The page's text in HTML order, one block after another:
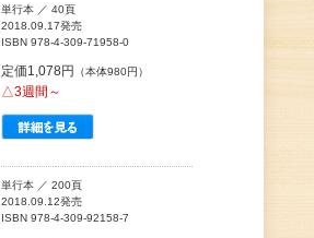
単行本 ／ 40頁
2018.09.17発売
ISBN 978-4-309-71958-0
定価1,078円 （本体980円）
△3週間～
単行本 ／ 200頁
2018.09.12発売
ISBN 978-4-309-92158-7